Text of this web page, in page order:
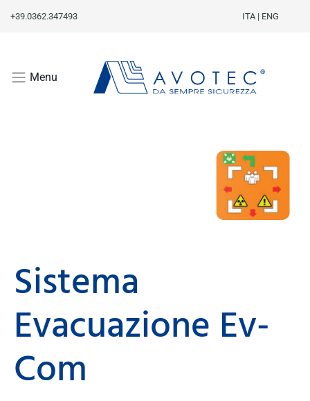
+39.0362.347493 ITA| ENG
Menu
Sistema
Evacuazione Ev-
Com